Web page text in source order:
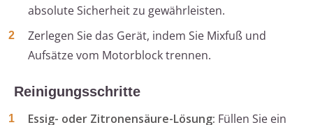
absolute Sicherheit zu gewährleisten.
Zerlegen Sie das Gerät, indem Sie Mixfuß und
Aufsätze vom Motorblock trennen.
Reinigungsschritte
Essig- oder Zitronensäure-Lösung: Füllen Sie ein